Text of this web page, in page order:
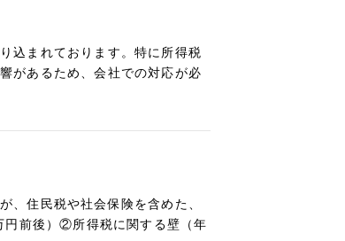
込まれております。特に所得税
があるため、会社での対応が必
、住民税や社会保険を含めた、
前後）②所得税に関する壁（年